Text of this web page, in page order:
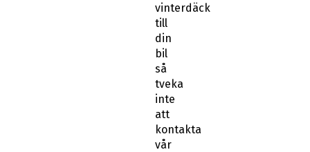
vinterdäck
till
din
bil
så
tveka
inte
att
kontakta
vår